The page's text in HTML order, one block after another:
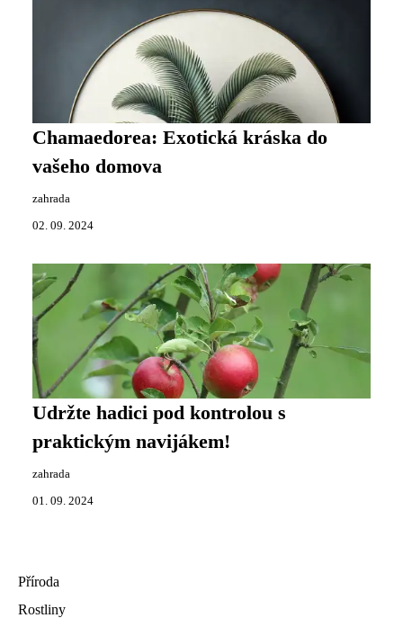
Chamaedorea: Exotická kráska do
vašeho domova
zahrada
02. 09. 2024
Udržte hadici pod kontrolou s
praktickým navijákem!
zahrada
01. 09. 2024
Příroda
Rostliny